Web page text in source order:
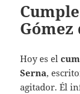
Gómez
Hoy es el
Serna,
agitador. Él